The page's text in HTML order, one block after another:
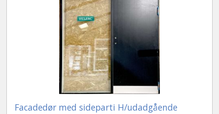
Facadedør med sideparti H/udadgående